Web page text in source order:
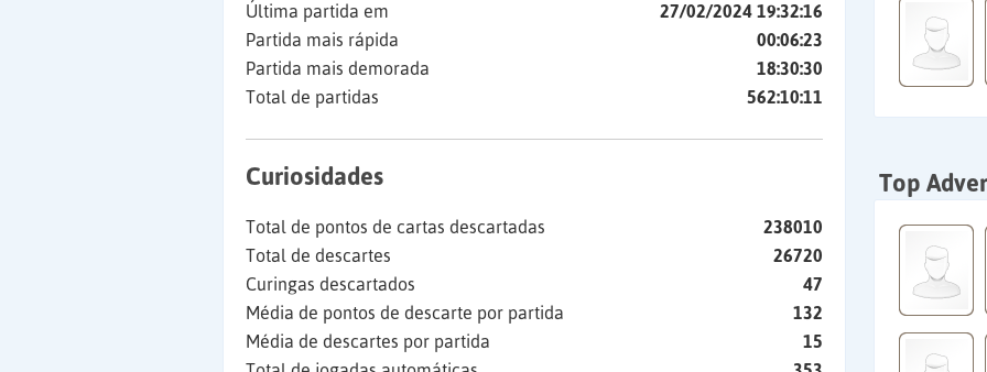
Última partida em
27/02/2024 19:32:16
Partida mais rápida
00:06:23
Partida mais demorada
18:30:30
Total de partidas
562:10:11
Curiosidades
Total de pontos de cartas descartadas
238010
Total de descartes
26720
Curingas descartados
47
Média de pontos de descarte por partida
132
Média de descartes por partida
15
Top